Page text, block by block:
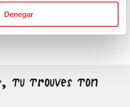
Denegar
ne laisse
aucune bonne
affaire
tu trouves ton